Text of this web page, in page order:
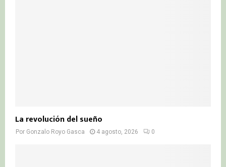
La revolución del sueño
Por Gonzalo Royo Gasca 4 agosto, 2026 0